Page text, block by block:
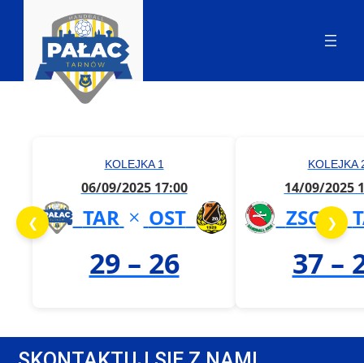
❮
KOLEJKA 1
06/09/2025 17:00
TAR OST
29 – 26
KOLEJKA
14/09/2025
ZSO
37 –
❯